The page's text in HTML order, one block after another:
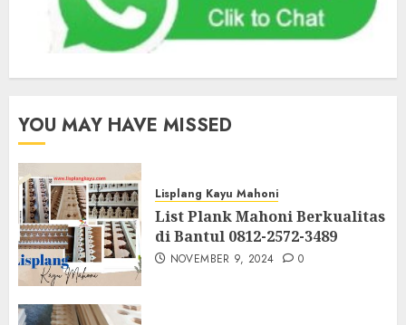
YOU MAY HAVE MISSED
Lisplang Kayu Mahoni
List Plank Mahoni Berkualitas
di Bantul 0812-2572-3489
NOVEMBER 9, 2024 0